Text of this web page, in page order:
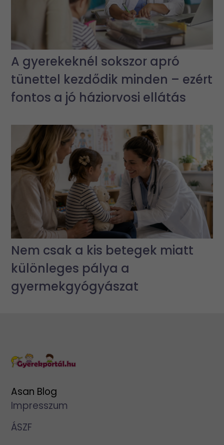
A gyerekeknél sokszor apró
tünettel kezdődik minden – ezért
fontos a jó háziorvosi ellátás
Nem csak a kis betegek miatt
különleges pálya a
gyermekgyógyászat
Asan Blog
Impresszum
ÁSZF